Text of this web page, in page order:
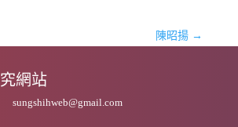
陳昭揚 →
網站
sungshihweb@gmail.com